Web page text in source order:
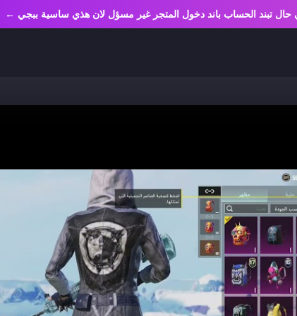
في حال تبند الحساب باند دخول المتجر غير مسؤل لان هذي ساسية ببجي ←